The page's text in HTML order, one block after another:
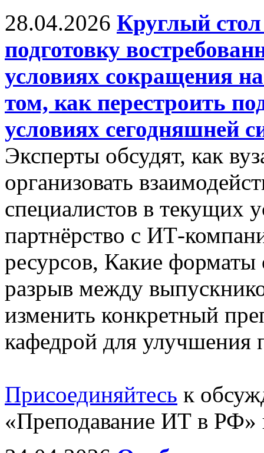
28.04.2026 Круглый
подготовку
условиях сокращения
том, как перестроить
условиях сегодняшней
Эксперты обсудят, как
организовать
специалистов в текущих
партнёрство с ИТ-
ресурсов, Какие
разрыв между
изменить конкретный
кафедрой для улучшения
Присоединяйтесь к
«Преподавание ИТ в РФ»